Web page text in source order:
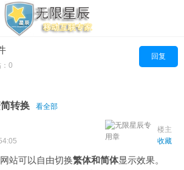
回复
0
转换 看全部
楼主
收藏
站可以自由切换繁体和简体显示效果。